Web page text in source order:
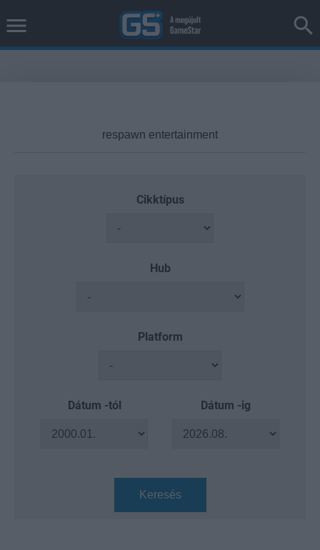
Cikktípus
Hub
Platform
Dátum -tól Dátum -ig
Keresés